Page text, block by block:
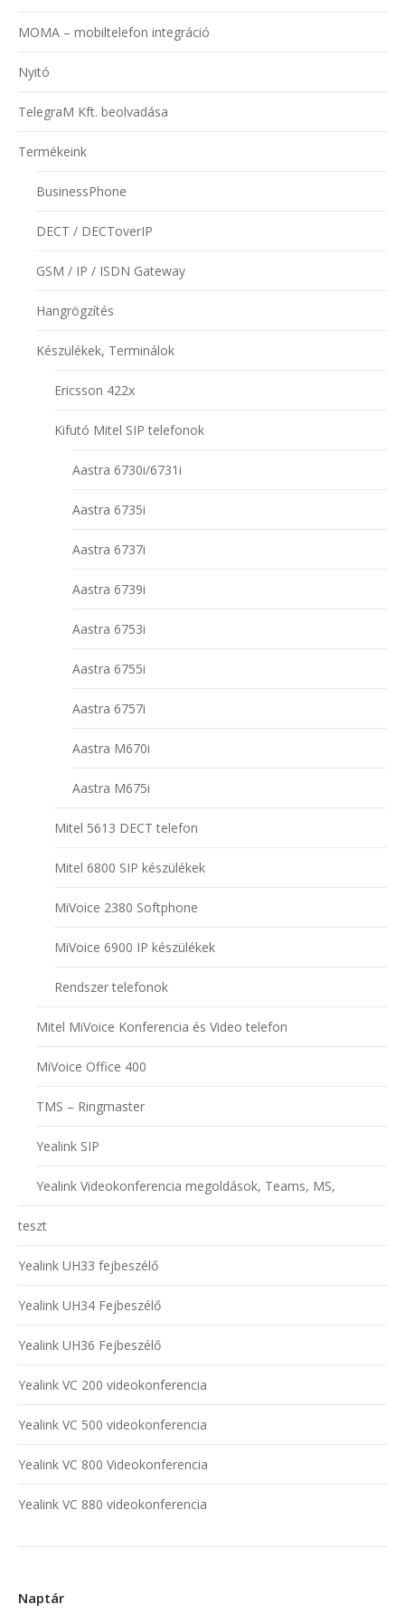
MOMA – mobiltelefon integráció
Nyitó
TelegraM Kft. beolvadása
Termékeink
BusinessPhone
DECT / DECToverIP
GSM / IP / ISDN Gateway
Hangrögzítés
Készülékek, Terminálok
Ericsson 422x
Kifutó Mitel SIP telefonok
Aastra 6730i/6731i
Aastra 6735i
Aastra 6737i
Aastra 6739i
Aastra 6753i
Aastra 6755i
Aastra 6757i
Aastra M670i
Aastra M675i
Mitel 5613 DECT telefon
Mitel 6800 SIP készülékek
MiVoice 2380 Softphone
MiVoice 6900 IP készülékek
Rendszer telefonok
Mitel MiVoice Konferencia és Video telefon
MiVoice Office 400
TMS – Ringmaster
Yealink SIP
Yealink Videokonferencia megoldások, Teams, MS,
teszt
Yealink UH33 fejbeszélő
Yealink UH34 Fejbeszélő
Yealink UH36 Fejbeszélő
Yealink VC 200 videokonferencia
Yealink VC 500 videokonferencia
Yealink VC 800 Videokonferencia
Yealink VC 880 videokonferencia
Naptár